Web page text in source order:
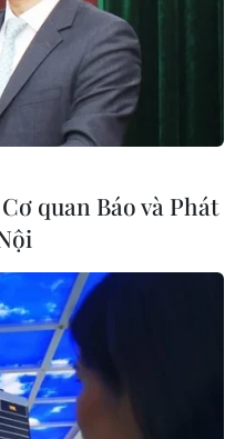
Phan Đình Điền
làm Chủ tịch
thay ông Vũ Anh
năng
quan Báo và Phát